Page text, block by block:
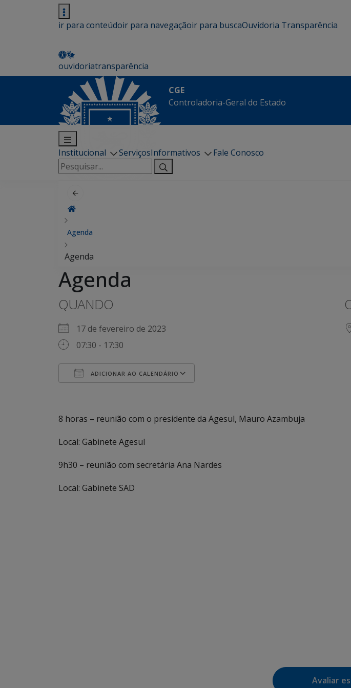
ir para conteúdoir para navegaçãoir para buscaOuvidoria Transparência
ouvidoriatransparência
CGE
Controladoria-Geral do Estado
Institucional ServiçosInformativos
Fale Conosco
Pesquisar
por:
Agenda
Agenda
Agenda
QUANDO
17 de fevereiro de 2023
07:30 - 17:30
ADICIONAR AO CALENDÁRIO
8 horas – reunião com o presidente da Agesul, Mauro Azambuja
Local: Gabinete Agesul
9h30 – reunião com secretária Ana Nardes
Local: Gabinete SAD
Avaliar